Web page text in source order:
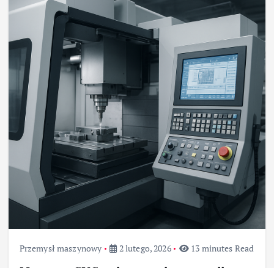
Przemysł maszynowy 2 lutego, 2026 13 minutes Read